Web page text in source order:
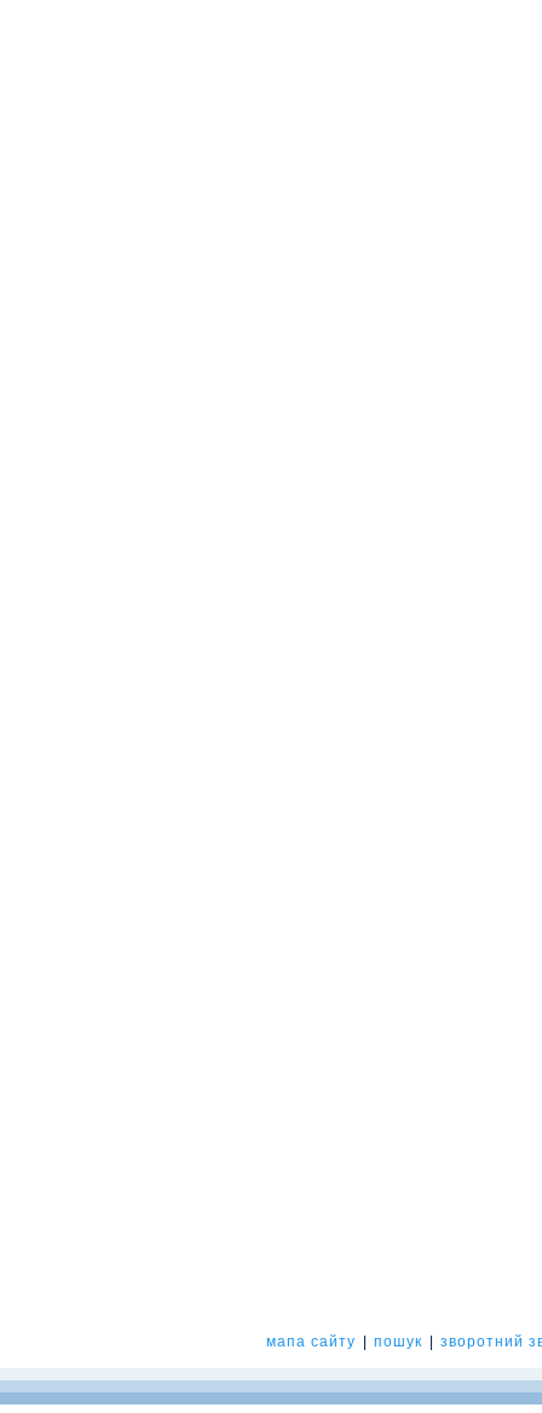
мапа сайту пошук зворотний